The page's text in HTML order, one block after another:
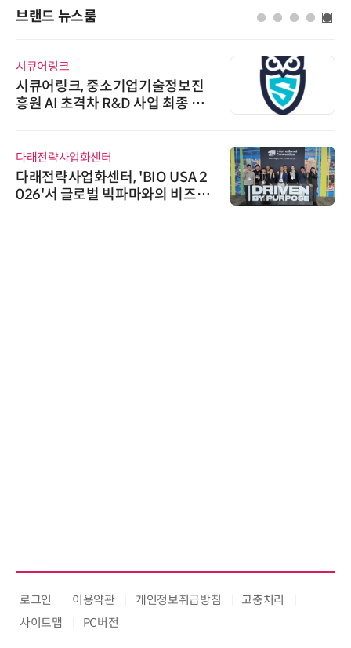
브랜드 뉴스룸
“특허분석도 AI와 함께”…IP산업
'AX' 시대 본격화, 지식재산처 1호
AI IP데이터분석사 탄생
비쉐이, 모든 주요 리모컨 코드 지
원하는 TSOP15300 시리즈 IR 수
로그인 이용약관 개인정보취급방침
고충처리
사이트맵
PC버전